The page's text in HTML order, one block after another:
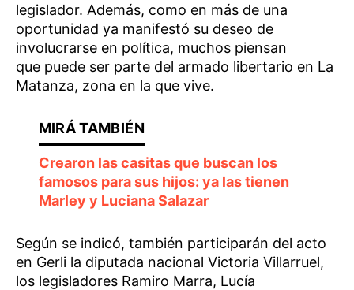
legislador. Además, como en más de una
oportunidad ya manifestó su deseo de
involucrarse en política, muchos piensan
que puede ser parte del armado libertario en La
Matanza, zona en la que vive.
Crearon las casitas que buscan los
famosos para sus hijos: ya las tienen
Marley y Luciana Salazar
Según se indicó, también participarán del acto
en Gerli la diputada nacional Victoria Villarruel,
los legisladores Ramiro Marra, Lucía